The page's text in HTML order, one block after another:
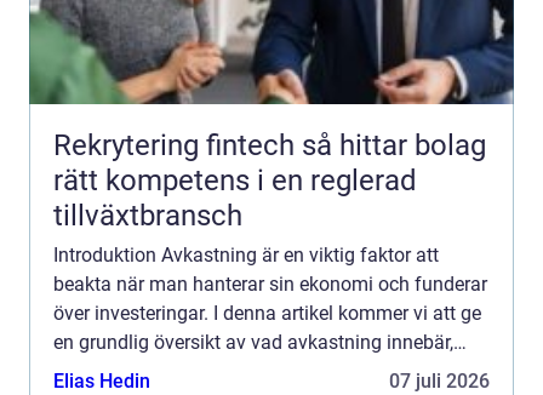
Rekrytering fintech så hittar bolag
rätt kompetens i en reglerad
tillväxtbransch
Introduktion Avkastning är en viktig faktor att
beakta när man hanterar sin ekonomi och funderar
över investeringar. I denna artikel kommer vi att ge
en grundlig översikt av vad avkastning innebär,
vilka olika typer av avkastning som finns, samt hur
Elias Hedin 07 juli 2026